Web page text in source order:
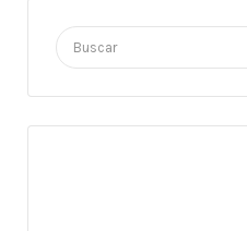
Buscar
por: